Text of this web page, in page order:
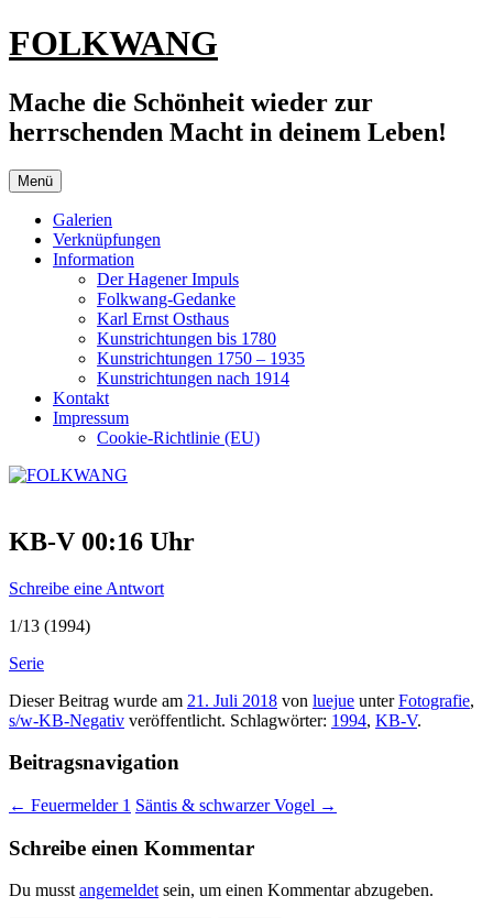
Zum
Inhalt
FOLKWANG
Mache die Schönheit wieder zur
herrschenden Macht in deinem Leben!
Menü
Galerien
Verknüpfungen
Information
Der Hagener Impuls
Folkwang-Gedanke
Karl Ernst Osthaus
Kunstrichtungen bis 1780
Kunstrichtungen 1750 – 1935
Kunstrichtungen nach 1914
Kontakt
Impressum
Cookie-Richtlinie (EU)
KB-V 00:16 Uhr
Schreibe eine Antwort
1/13 (1994)
Serie
Dieser Beitrag wurde am 21. Juli 2018 von luejue unterFotografie,
s/w-KB-Negativ veröffentlicht. Schlagwörter: 1994, KB-V.
Beitragsnavigation
← Feuermelder 1 Säntis & schwarzer Vogel →
Schreibe einen Kommentar
Du musstangemeldetsein, um einen Kommentar abzugeben.